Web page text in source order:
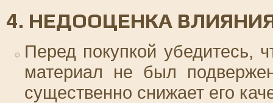
4. НЕДООЦЕНКА
Перед покупкой убедитесь,
материал не был
существенно снижает его